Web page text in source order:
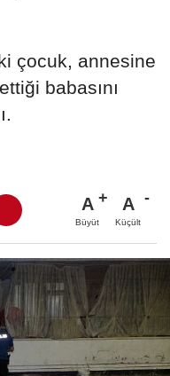
çocuk, annesine
babasını
A
Büyüt
A
Küçült